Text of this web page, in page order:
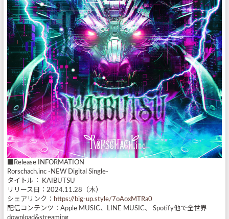
■Release INFORMATION
Rorschach.inc -NEW Digital Single-
タイトル： KAIBUTSU
リリース日：2024.11.28（木）
シェアリンク： https://big-up.style/7oAoxMTRa0
配信コンテンツ：Apple MUSIC、LINE MUSIC、 Spotify他で全世界